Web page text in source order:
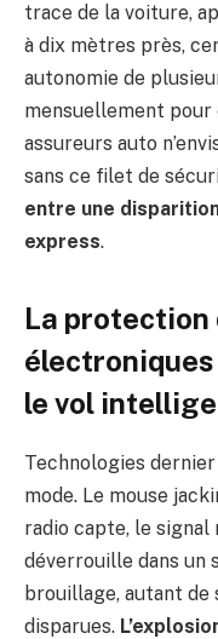
trace de la voiture,
à dix mètres près,
autonomie de
mensuellement
assureurs auto
sans ce filet de
entre une
express.
La protection
le vol
Technologies
mode. Le mouse
radio capte, le
déverrouille dans un
brouillage, autant
disparues.